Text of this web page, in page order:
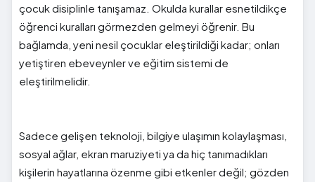
çocuk disiplinle tanışamaz. Okulda kurallar esnetildikçe
öğrenci kuralları görmezden gelmeyi öğrenir. Bu
bağlamda, yeni nesil çocuklar eleştirildiği kadar; onları
yetiştiren ebeveynler ve eğitim sistemi de
eleştirilmelidir.
Sadece gelişen teknoloji, bilgiye ulaşımın kolaylaşması,
sosyal ağlar, ekran maruziyeti ya da hiç tanımadıkları
kişilerin hayatlarına özenme gibi etkenler değil; gözden